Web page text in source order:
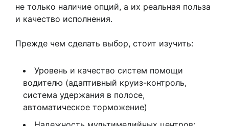
не только наличие опций, а их реальная польза
и качество исполнения.
Прежде чем сделать выбор, стоит изучить:
Уровень и качество систем помощи
водителю (адаптивный круиз-контроль,
система удержания в полосе,
автоматическое торможение)